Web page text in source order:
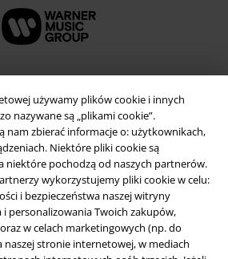
używamy plików cookie i innych
nazywane są „plikami cookie”.
nam zbierać informacje o: użytkownikach,
Niektóre pliki cookie są
niektóre pochodzą od naszych partnerów.
wykorzystujemy pliki cookie w celu:
i bezpieczeństwa naszej witryny
personalizowania Twoich zakupów,
w celach marketingowych (np. do
naszej stronie internetowej, w mediach